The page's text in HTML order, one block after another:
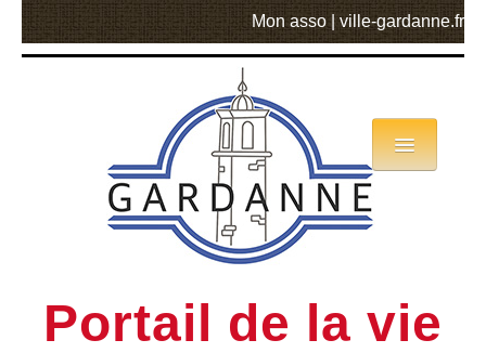
Mon asso ville-gardanne.fr
Portail de la vie
Annuaire
Actualités
MVA